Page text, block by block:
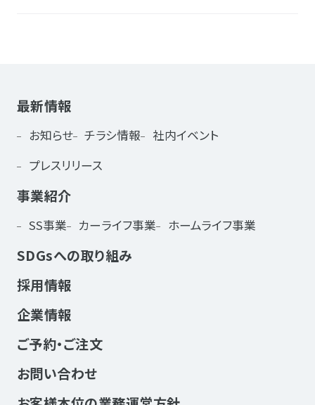
最新情報
お知らせ チラシ情報
社内イベント
プレスリリース
事業紹介
SS事業 カーライフ事業 ホームライフ事業
SDGsへの取り組み
採用情報
企業情報
ご予約・ご注文
お問い合わせ